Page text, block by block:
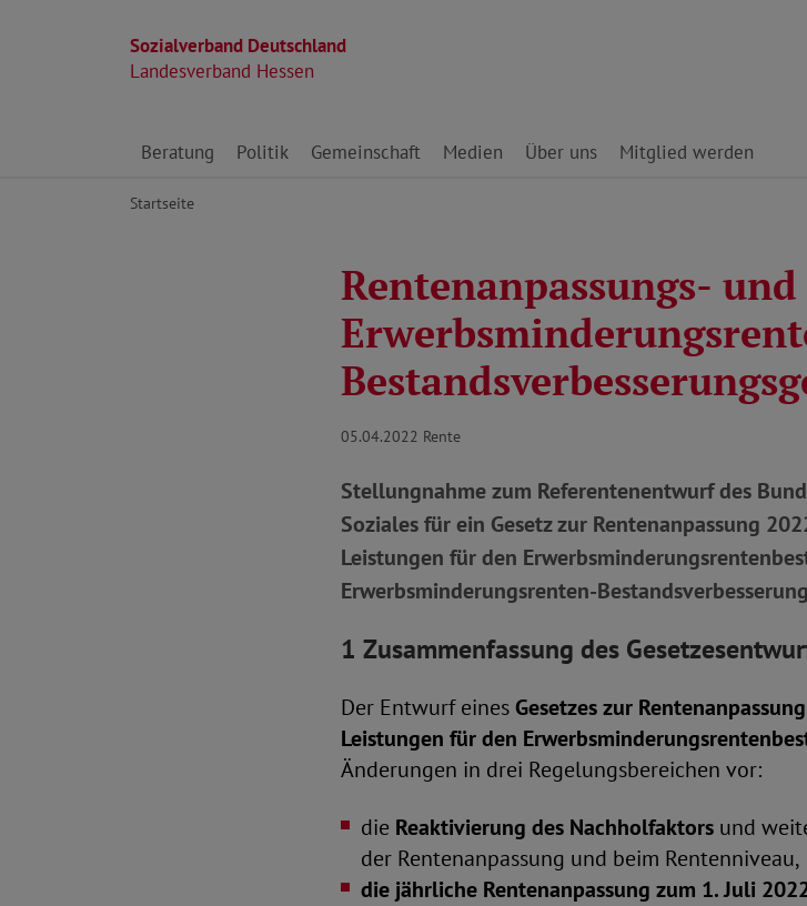
Sozialverband Deutschland
Landesverband Hessen
Direkt zu den Inhalten springen
Beratung Politik Gemeinschaft Medien Über uns Mitglied werden
Startseite
Rentenanpassungs- und
05.04.2022 Rente
Stellungnahme zum Referentenentwurf des
Soziales für ein Gesetz zur Rentenanpassung
Leistungen für den
Erwerbsminderungsrenten-
1 Zusammenfassung des
Der Entwurf einesGesetzes zur
Leistungen für den
Änderungen in drei Regelungsbereichen vor:
die Reaktivierung des Nachholfaktors und
der Rentenanpassung und beim Rentenniveau,
die jährliche Rentenanpassung zum 1. Juli